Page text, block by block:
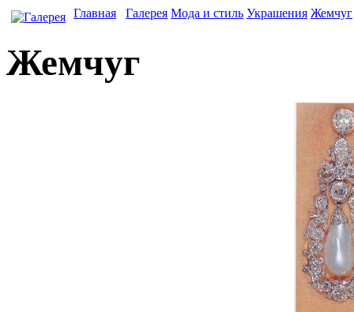
Главная Галерея Мода и стиль Украшения Жемчуг
Жемчуг